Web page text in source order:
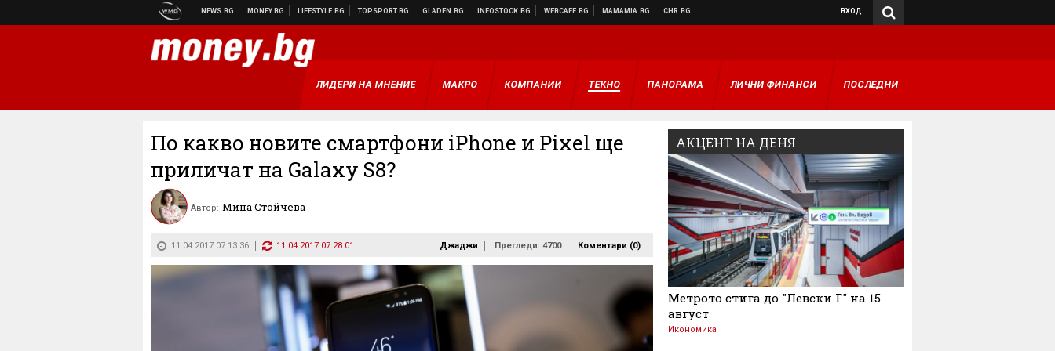
ВХОД
ЛИДЕРИ НА МНЕНИЕ МАКРО КОМПАНИИ ТЕКНО ПАНОРАМА ЛИЧНИ ФИНАНСИ ПОСЛЕДНИ
По какво новите смартфони iPhone и Pixel ще
приличат на Galaxy S8?
Автор: Мина Стойчева
11.04.2017 07:13:36 11.04.2017 07:28:01 Джаджи Прегледи: 4700 Коментари (0)
АКЦЕНТ НА ДЕНЯ
Метрото стига до "Левски Г" на 15
август
Икономика